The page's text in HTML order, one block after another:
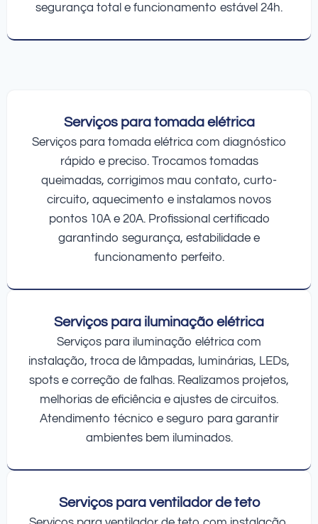
segurança total e funcionamento estável 24h.
Serviços para tomada elétrica
Serviços para tomada elétrica com diagnóstico
rápido e preciso. Trocamos tomadas
queimadas, corrigimos mau contato, curto-
circuito, aquecimento e instalamos novos
pontos 10A e 20A. Profissional certificado
garantindo segurança, estabilidade e
funcionamento perfeito.
Serviços para iluminação elétrica
Serviços para iluminação elétrica com
instalação, troca de lâmpadas, luminárias, LEDs,
spots e correção de falhas. Realizamos projetos,
melhorias de eficiência e ajustes de circuitos.
Atendimento técnico e seguro para garantir
ambientes bem iluminados.
Serviços para ventilador de teto